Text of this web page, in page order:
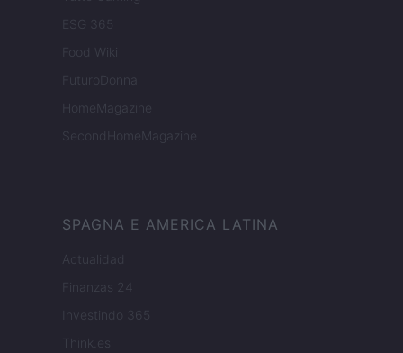
ESG 365
Food Wiki
FuturoDonna
HomeMagazine
SecondHomeMagazine
SPAGNA E AMERICA LATINA
Actualidad
Finanzas 24
Investindo 365
Think.es